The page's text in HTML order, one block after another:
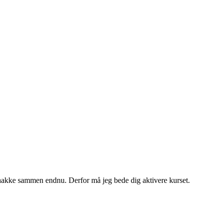
sammen endnu. Derfor må jeg bede dig aktivere kurset.